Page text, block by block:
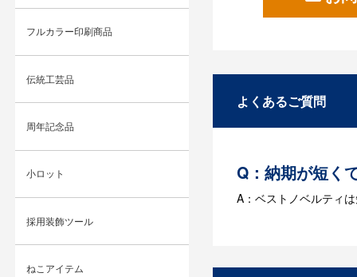
よくあるご質問
Q：納期が短く
A：ベストノベルティ
フルカラー印刷商品
伝統工芸品
周年記念品
小ロット
採用装飾ツール
ねこアイテム